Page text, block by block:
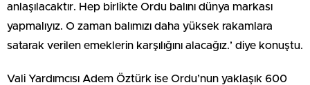
anlaşılacaktır. Hep birlikte Ordu balını dünya markası
yapmalıyız. O zaman balımızı daha yüksek rakamlara
satarak verilen emeklerin karşılığını alacağız.’ diye konuştu.
Vali Yardımcısı Adem Öztürk ise Ordu’nun yaklaşık 600